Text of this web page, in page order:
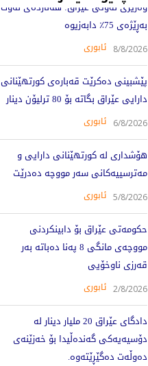
وەزیری نەوتی عێراق: هەناردەی نەوت
بەڕێژەی 75٪ دابەزیوە
8/8/2026 ئابوری
پێشبینی دەکرێت قەبارەی کورتهێنانی
دارایی عێراق بگاتە بۆ 80 ترلیۆن دینار
6/8/2026 ئابوری
هۆشداری لە کورتهێنانی دارایی و
مەترسییەکانی سەر مووچە دەدرێت
5/8/2026 ئابوری
حکومەتی عێراق بۆ دابینکردنی
مووچەی مانگی 8 پەنا دەباتە بەر
قەرزی ناوخۆیی
2/8/2026 ئابوری
دادگای عێراق 20 ملیار دینار لە
دۆسیەیەکی گەندەڵیدا بۆ خەزێنەی
دەوڵەت دەگێڕێتەوە.